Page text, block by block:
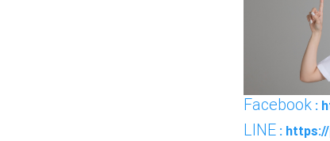
Facebook :
LINE :